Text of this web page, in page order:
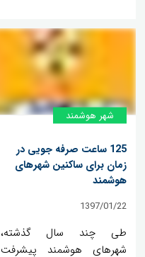
شهر هوشمند
125 ساعت صرفه جویی در
زمان برای ساکنین شهرهای
هوشمند
1397/01/22
طی چند سال گذشته،
شهرهای هوشمند پیشرفت